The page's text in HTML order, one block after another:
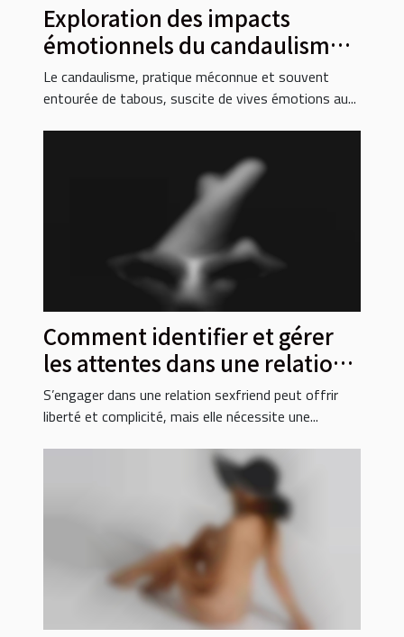
Exploration des impacts
émotionnels du candaulisme
sur les relations
Le candaulisme, pratique méconnue et souvent
entourée de tabous, suscite de vives émotions au...
Comment identifier et gérer
les attentes dans une relation
sexfriend
S’engager dans une relation sexfriend peut offrir
liberté et complicité, mais elle nécessite une...